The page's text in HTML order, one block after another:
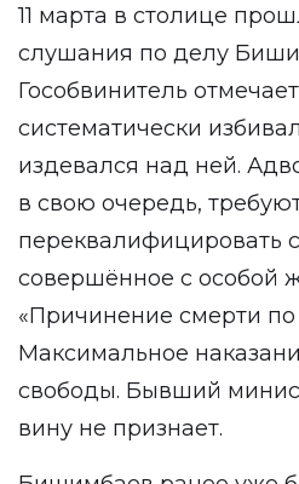
11 марта в столице
слушания по делу
Гособвинитель
систематически
издевался над ней.
в свою очередь,
переквалифицировать
совершённое с особой
«Причинение смерти по
Максимальное
свободы. Бывший
вину не признает.